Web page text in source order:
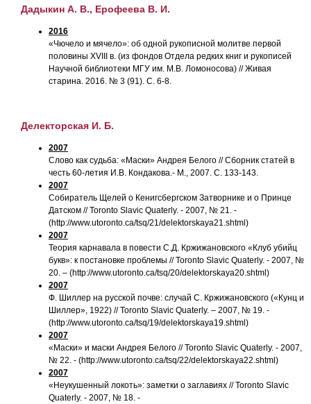
Дадыкин А. В., Ерофеева В. И.
2016
«Чючело и мячело»: об одной рукописной молитве первой
половины XVIII в. (из фондов Отдела редких книг и рукописей
Научной библиотеки МГУ им. М.В. Ломоносова) // Живая
старина. 2016. № 3 (91). С. 6-8.
Делекторская И. Б.
2007
Слово как судьба: «Маски» Андрея Белого // Сборник статей в
честь 60-летия И.В. Кондакова.- М., 2007. С. 133-143.
2007
Собиратель Щелей о Кенигсбергском Затворнике и о Принце
Датском // Toronto Slavic Quaterly. - 2007, № 21. -
(http://www.utoronto.ca/tsq/21/delektorskaya21.shtml)
2007
Теория карнавала в повести С.Д. Кржижановского «Клуб убийц
букв»: к постановке проблемы // Toronto Slavic Quaterly. - 2007, №
20. – (http://www.utoronto.ca/tsq/20/delektorskaya20.shtml)
2007
Ф. Шиллер на русской почве: случай С. Кржижановского («Кунц и
Шиллер», 1922) // Toronto Slavic Quaterly. – 2007, № 19. -
(http://www.utoronto.ca/tsq/19/delektorskaya19.shtml)
2007
«Маски» и маски Андрея Белого // Toronto Slavic Quaterly. - 2007,
№ 22. - (http://www.utoronto.ca/tsq/22/delektorskaya22.shtml)
2007
«Неукушенный локоть»: заметки о заглавиях // Toronto Slavic
Quaterly. - 2007, № 18. -